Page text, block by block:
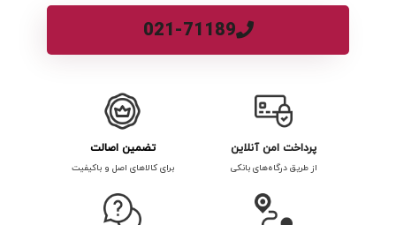
021-71189
پرداخت امن آنلاین
از طریق درگاه‌های بانکی
تضمین اصالت
برای کالاهای اصل و باکیفیت